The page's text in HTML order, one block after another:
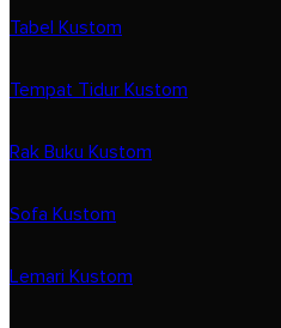
Tabel Kustom
Tempat Tidur Kustom
Rak Buku Kustom
Sofa Kustom
Lemari Kustom